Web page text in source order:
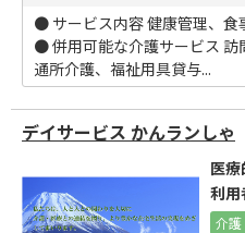
● サービス内容 健康管理、食
● 併用可能な介護サービス 訪
通所介護、福祉用具貸与...
デイサービス かんランしゃ
医
利用
気軽
介護